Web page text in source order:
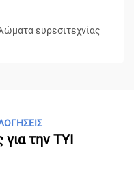
ευρεσιτεχνίας
για την TYI